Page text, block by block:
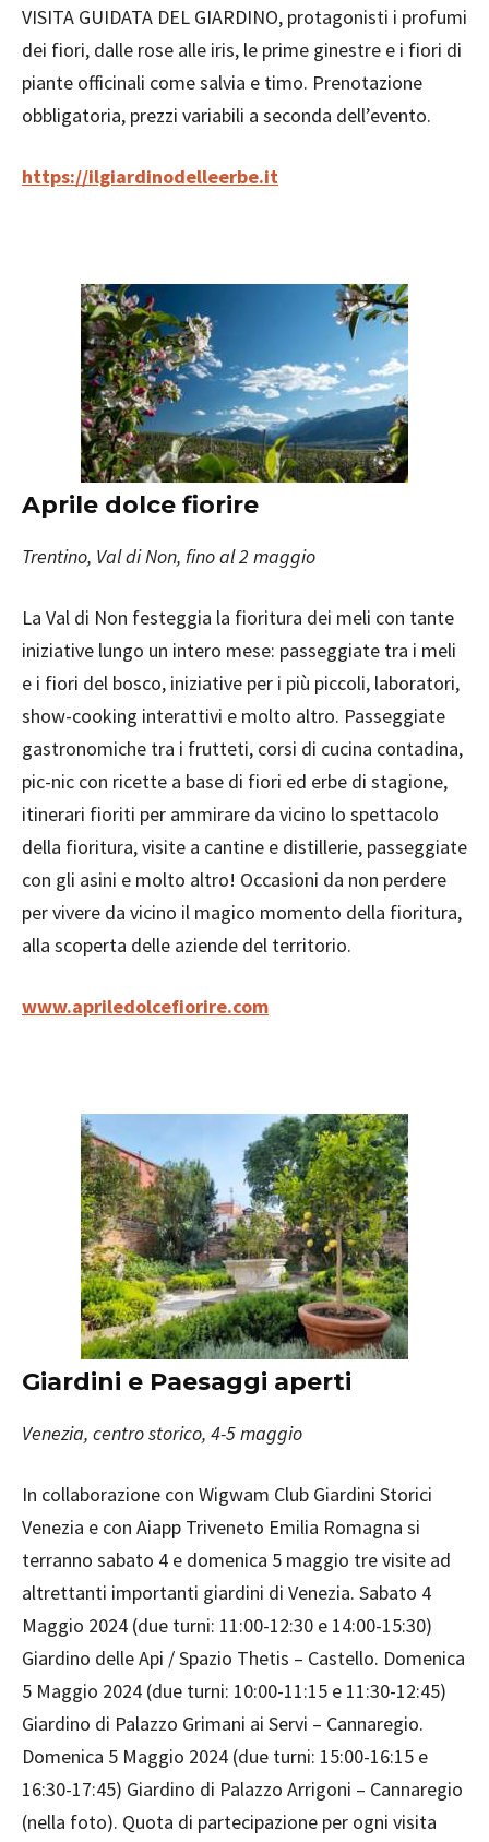
VISITA GUIDATA DEL GIARDINO, protagonisti i profumi
dei fiori, dalle rose alle iris, le prime ginestre e i fiori di
piante officinali come salvia e timo. Prenotazione
obbligatoria, prezzi variabili a seconda dell’evento.
https://ilgiardinodelleerbe.it
Aprile dolce fiorire
Trentino, Val di Non, fino al 2 maggio
La Val di Non festeggia la fioritura dei meli con tante
iniziative lungo un intero mese: passeggiate tra i meli
e i fiori del bosco, iniziative per i più piccoli, laboratori,
show-cooking interattivi e molto altro. Passeggiate
gastronomiche tra i frutteti, corsi di cucina contadina,
pic-nic con ricette a base di fiori ed erbe di stagione,
itinerari fioriti per ammirare da vicino lo spettacolo
della fioritura, visite a cantine e distillerie, passeggiate
con gli asini e molto altro! Occasioni da non perdere
per vivere da vicino il magico momento della fioritura,
alla scoperta delle aziende del territorio.
www.apriledolcefiorire.com
Giardini e Paesaggi aperti
Venezia, centro storico, 4-5 maggio
In collaborazione con Wigwam Club Giardini Storici
Venezia e con Aiapp Triveneto Emilia Romagna si
terranno sabato 4 e domenica 5 maggio tre visite ad
altrettanti importanti giardini di Venezia. Sabato 4
Maggio 2024 (due turni: 11:00-12:30 e 14:00-15:30)
Giardino delle Api / Spazio Thetis – Castello. Domenica
5 Maggio 2024 (due turni: 10:00-11:15 e 11:30-12:45)
Giardino di Palazzo Grimani ai Servi – Cannaregio.
Domenica 5 Maggio 2024 (due turni: 15:00-16:15 e
16:30-17:45) Giardino di Palazzo Arrigoni – Cannaregio
(nella foto). Quota di partecipazione per ogni visita